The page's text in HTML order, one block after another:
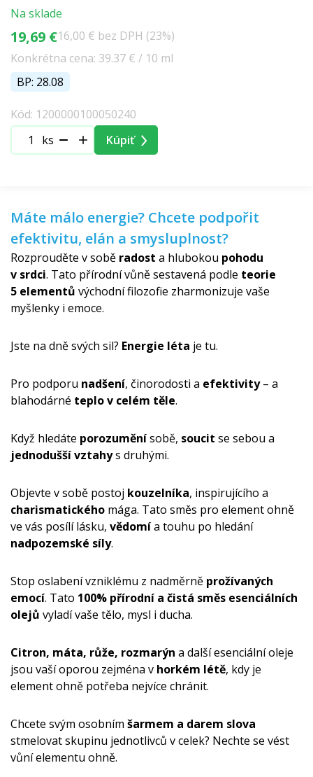
Na sklade
19,69 €16,00 € bez DPH (23%)
Konkrétna cena: 39.37 € / 10 ml
BP: 28.08
Kód: 1200000100050240
ks
Kúpiť
Máte málo energie? Chcete podpořit
efektivitu, elán a smysluplnost?
Rozprouděte v sobě radost a hlubokou pohodu
v srdci. Tato přírodní vůně sestavená podle teorie
5 elementů východní filozofie zharmonizuje vaše
myšlenky i emoce.
Jste na dně svých sil? Energie léta je tu.
Pro podporu nadšení, činorodosti a efektivity– a
blahodárné teplo v celém těle.
Když hledáte porozuměnísobě, soucit se sebou a
jednodušší vztahys druhými.
Objevte v sobě postoj kouzelníka, inspirujícího a
charismatického mága. Tato směs pro element ohně
ve vás posílí lásku, vědomía touhu po hledání
nadpozemské síly.
Stop oslabení vzniklému z nadměrně prožívaných
emocí. Tato 100% přírodní a čistá směs esenciálních
olejů vyladí vaše tělo, mysl i ducha.
Citron, máta, růže, rozmarýn a další esenciální oleje
jsou vaší oporou zejména v horkém létě, kdy je
element ohně potřeba nejvíce chránit.
Chcete svým osobním šarmem a darem slova
stmelovat skupinu jednotlivců v celek? Nechte se vést
vůní elementu ohně.